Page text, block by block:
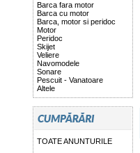
Barca fara motor
Barca cu motor
Barca, motor si peridoc
Motor
Peridoc
Skijet
Veliere
Navomodele
Sonare
Pescuit - Vanatoare
Altele
TOATE ANUNTURILE